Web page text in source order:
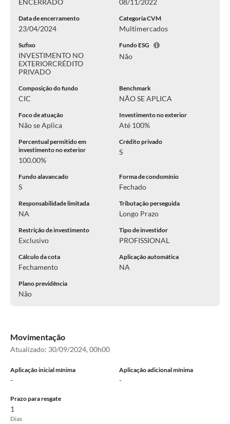
ENCERRADO 08/11/2022
Data de encerramento
23/04/2024
Categoria CVM
Multimercados
Sufixo
INVESTIMENTO NO
EXTERIORCRÉDITO
PRIVADO
Fundo ESG
Não
Composição do fundo
CIC
Benchmark
NÃO SE APLICA
Foco de atuação
Não se Aplica
Investimento no exterior
Até 100%
Percentual permitido em
investimento no exterior
100.00%
Crédito privado
S
Fundo alavancado
S
Forma de condomínio
Fechado
Responsabilidade limitada
NA
Tributação perseguida
Longo Prazo
Restrição de investimento
Exclusivo
Tipo de investidor
PROFISSIONAL
Cálculo da cota
Fechamento
Aplicação automática
NA
Plano previdência
Não
Movimentação
Atualizado: 30/09/2024, 00h00
Aplicação inicial mínima
-
Aplicação adicional mínima
-
Prazo para resgate
1
Dias